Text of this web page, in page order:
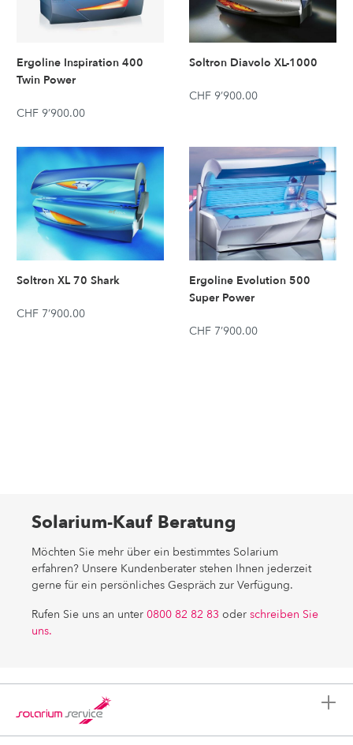
Ergoline Inspiration 400
Twin Power
CHF 9’900.00
Soltron Diavolo XL-1000
CHF 9’900.00
Soltron XL 70 Shark
CHF 7’900.00
Ergoline Evolution 500
Super Power
CHF 7’900.00
Solarium-Kauf Beratung
Möchten Sie mehr über ein bestimmtes Solarium
erfahren? Unsere Kundenberater stehen Ihnen jederzeit
gerne für ein persönliches Gespräch zur Verfügung.
Rufen Sie uns an unter0800 82 82 83 oderschreiben Sie
uns.